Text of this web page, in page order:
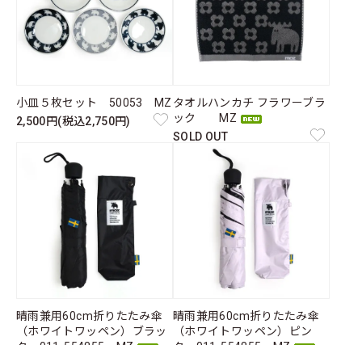
小皿５枚セット 50053 MZ
2,500円(税込2,750円)
タオルハンカチ フラワーブラ
ック MZ
SOLD OUT
晴雨兼用60cm折りたたみ傘
（ホワイトワッペン）ブラッ
晴雨兼用60cm折りたたみ傘
（ホワイトワッペン）ピン